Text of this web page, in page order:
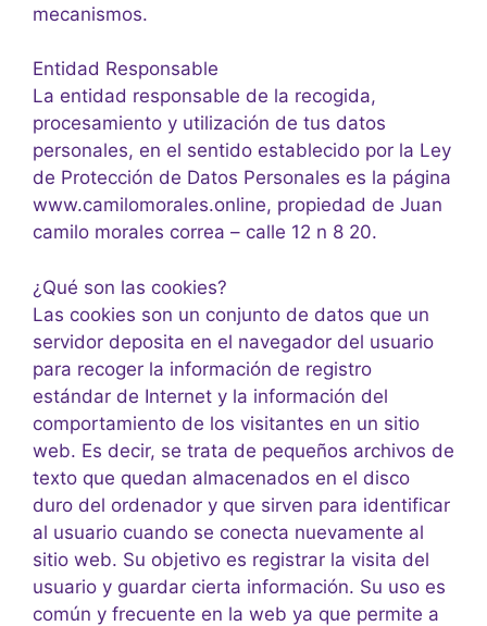
mecanismos.
Entidad Responsable
La entidad responsable de la recogida,
procesamiento y utilización de tus datos
personales, en el sentido establecido por la Ley
de Protección de Datos Personales es la página
www.camilomorales.online, propiedad de Juan
camilo morales correa – calle 12 n 8 20.
¿Qué son las cookies?
Las cookies son un conjunto de datos que un
servidor deposita en el navegador del usuario
para recoger la información de registro
estándar de Internet y la información del
comportamiento de los visitantes en un sitio
web. Es decir, se trata de pequeños archivos de
texto que quedan almacenados en el disco
duro del ordenador y que sirven para identificar
al usuario cuando se conecta nuevamente al
sitio web. Su objetivo es registrar la visita del
usuario y guardar cierta información. Su uso es
común y frecuente en la web ya que permite a